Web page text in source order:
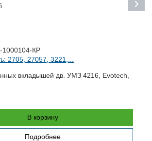
1000104-КР
2705, 27057, 3221,...
вкладышей дв. УМЗ 4216, Evotech,
В корзину
Подробнее